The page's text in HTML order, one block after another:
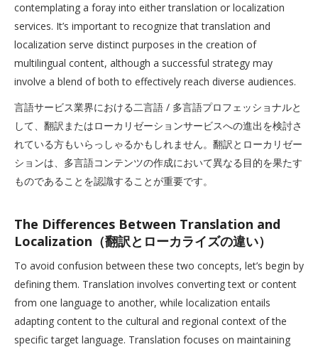
contemplating a foray into either translation or localization
services. It’s important to recognize that translation and
localization serve distinct purposes in the creation of
multilingual content, although a successful strategy may
involve a blend of both to effectively reach diverse audiences.
言語サービス業界における二言語 / 多言語プロフェッショナルと
して、翻訳またはローカリゼーションサービスへの進出を検討さ
れている方もいらっしゃるかもしれません。翻訳とローカリゼー
ションは、多言語コンテンツの作成において異なる目的を果たす
ものであることを認識することが重要です。
The Differences Between Translation and
Localization（翻訳とローカライズの違い）
To avoid confusion between these two concepts, let’s begin by
defining them. Translation involves converting text or content
from one language to another, while localization entails
adapting content to the cultural and regional context of the
specific target language. Translation focuses on maintaining